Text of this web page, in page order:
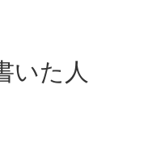
いた人